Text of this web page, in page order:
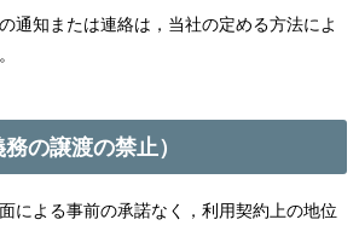
通知または連絡は，当社の定める方法によ
の譲渡の禁止）
による事前の承諾なく，利用契約上の地位